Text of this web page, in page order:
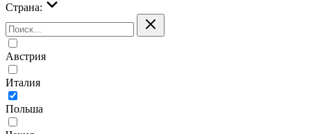
Страна:
Австрия
Италия
Польша